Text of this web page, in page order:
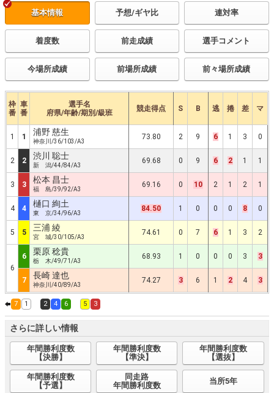
基本情報 予想/ギヤ比 連対率
着度数 前走成績 選手コメント
今場所成績 前場所成績 前々場所成績
枠
番
車
番
選手名
府県/年齢/期別/級班
競走得点 S B 逃 捲 差 マ
1 1 浦野 慈生
神奈川/36/103/A3
73.80 2 9 6 1 3 0
2 2 渋川 聡士
新 潟/44/84/A3
69.68 0 9 6 2 1 1
3 3 松本 昌士
福 島/39/92/A3
69.16 0 10 2 1 2 1
4 4 樋口 絢土
東 京/34/96/A3
84.50 1 0 0 0 8 0
5 5 三浦 綾
宮 城/30/105/A3
74.61 0 7 6 1 3 2
6
6 栗原 稔貴
栃 木/49/71/A3
68.93 1 0 0 0 3 3
7 長崎 達也
神奈川/40/89/A3
74.27 3 6 1 2 4 3
7 1 2 4 6 5 3
さらに詳しい情報
年間勝利度数
【決勝】
年間勝利度数
【準決】
年間勝利度数
【選抜】
年間勝利度数
【予選】
同走路
年間勝利度数
当所5年